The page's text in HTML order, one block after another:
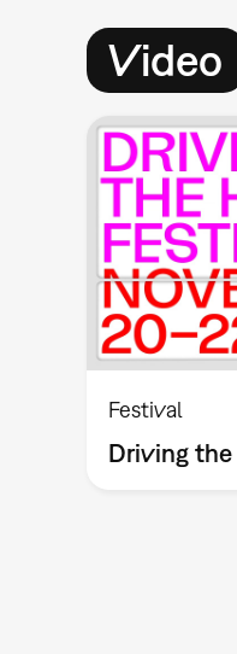
Video
Festival
Driving